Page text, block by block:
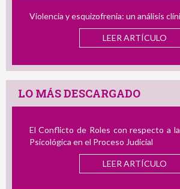
análisis clínico-forense
El Perfil
Infantil:
y el
LO MÁS DESCARGADO
respecto a la Prueba Pericial
Judicial
Acoso